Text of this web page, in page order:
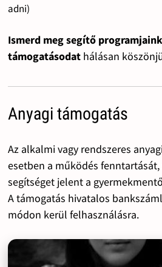
adni)
Ismerd meg segítő
támogatásodat hálásan
Anyagi támogatás
Az alkalmi vagy rendszeres
esetben a működés
segítséget jelent a
A támogatás hivatalos
módon kerül felhasználásra.